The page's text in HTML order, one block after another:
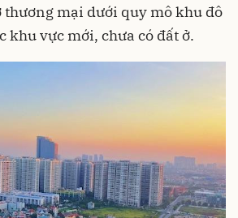
thương mại dưới quy mô khu đô
khu vực mới, chưa có đất ở.